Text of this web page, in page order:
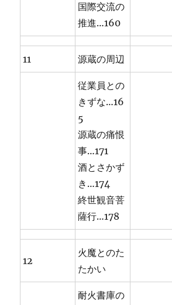
国際交流の
推進…160
11 源蔵の周辺
従業員との
きずな…16
5
源蔵の痛恨
事…171
酒とさかず
き…174
終世観音菩
薩行…178
12
火魔とのた
たかい
耐火書庫の